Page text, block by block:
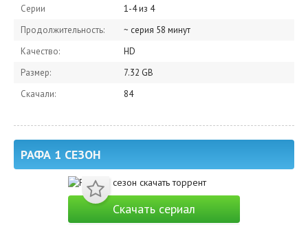
Серии
1-4 из 4
Продолжительность:
~ серия 58 минут
Качество:
HD
Размер:
7.32 GB
Скачали:
84
РАФА 1 СЕЗОН
Скачать сериал